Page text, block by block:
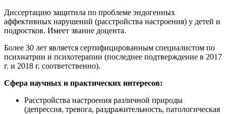
Диссертацию защитила по проблеме эндогенных
аффективных нарушений (расстройства настроения) у детей и
подростков. Имеет звание доцента.
Более 30 лет является сертифицированным специалистом по
психиатрии и психотерапии (последнее подтверждение в 2017
г. и 2018 г. соответственно).
Сфера научных и практических интересов:
Расстройства настроения различной природы
(депрессия, тревога, раздражительность, патологическая